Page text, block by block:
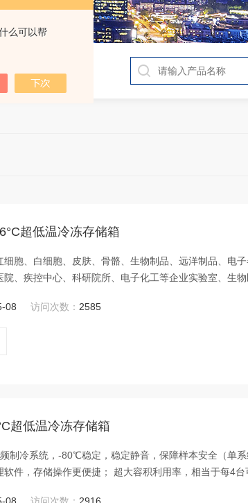
么可以帮
超低温冷冻存储箱
细胞、白细胞、皮肤、骨骼、生物制品、远洋制品、电
、疾控中心、科研院所、电子化工等企业实验室、生物
08 访问次数： 2585
超低温冷冻存储箱
制冷系统，-80℃稳定，稳定静音，保障样本安全（单
软件，存储操作更便捷； 超大容积利用率，相当于每4台